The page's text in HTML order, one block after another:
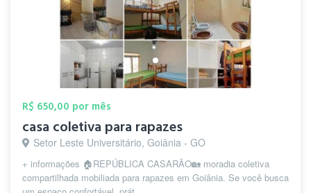
R$ 650,00 por mês
casa coletiva para rapazes
Setor Leste Universitário, Goiânia - GO
+ informações 🏠REPÚBLICA CASARÃO🏡 moradia coletiva
compartilhada mobiliada para rapazes em Goiânia. Se você busca